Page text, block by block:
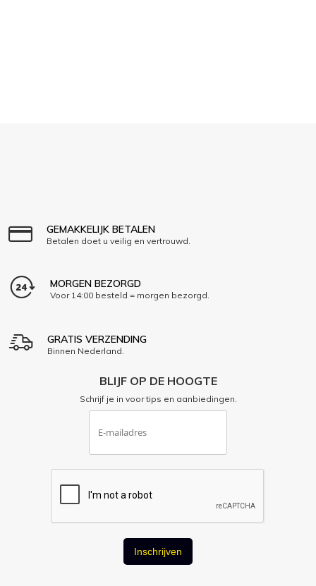
GEMAKKELIJK BETALEN
Betalen doet u veilig en vertrouwd.
MORGEN BEZORGD
Voor 14:00 besteld = morgen bezorgd.
GRATIS VERZENDING
Binnen Nederland.
BLIJF OP DE HOOGTE
Schrijf je in voor tips en aanbiedingen.
Inschrijven